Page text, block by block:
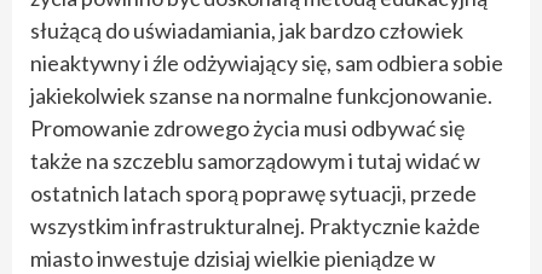
służącą do uświadamiania, jak bardzo człowiek
nieaktywny i źle odżywiający się, sam odbiera sobie
jakiekolwiek szanse na normalne funkcjonowanie.
Promowanie zdrowego życia musi odbywać się
także na szczeblu samorządowym i tutaj widać w
ostatnich latach sporą poprawę sytuacji, przede
wszystkim infrastrukturalnej. Praktycznie każde
miasto inwestuje dzisiaj wielkie pieniądze w